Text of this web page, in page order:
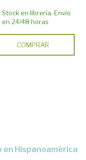
Stock en librería. Envío
en 24/48 horas
COMPRAR